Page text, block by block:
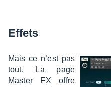
Effets
Mais ce n’est pas
tout. La page
Master FX offre